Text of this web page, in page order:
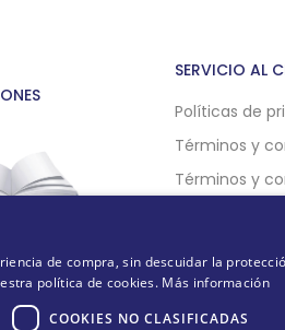
SERVICIO AL
Políticas de
Términos y
Términos y
de compra, sin descuidar la
política de cookies. Más información
COOKIES NO CLASIFICADAS